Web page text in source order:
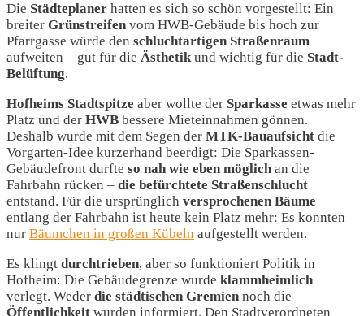
Die Städteplaner hatten es sich so schön vorgestellt: Ein
breiter Grünstreifen vom HWB-Gebäude bis hoch zur
Pfarrgasse würde den schluchtartigen Straßenraum
aufweiten – gut für die Ästhetikund wichtig für die Stadt-
Belüftung.
Hofheims Stadtspitze aber wollte der Sparkasse etwas mehr
Platz und der HWB bessere Mieteinnahmen gönnen.
Deshalb wurde mit dem Segen der MTK-Bauaufsicht die
Vorgarten-Idee kurzerhand beerdigt: Die Sparkassen-
Gebäudefront durfte so nah wie eben möglich an die
Fahrbahn rücken – die befürchtete Straßenschlucht
entstand. Für die ursprünglich versprochenen Bäume
entlang der Fahrbahn ist heute kein Platz mehr: Es konnten
nur Bäumchen in großen Kübeln aufgestellt werden.
Es klingt durchtrieben, aber so funktioniert Politik in
Hofheim: Die Gebäudegrenze wurde klammheimlich
verlegt. Weder die städtischen Gremien noch die
Öffentlichkeit wurden informiert. Den Stadtverordneten